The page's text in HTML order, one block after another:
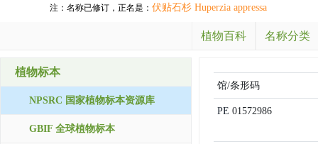
注：名称已修订，正名是： 伏贴石杉 Huperzia appressa
植物百科 名称分类
植物标本
NPSRC 国家植物标本资源库
GBIF 全球植物标本
馆/条形码
PE 01572986